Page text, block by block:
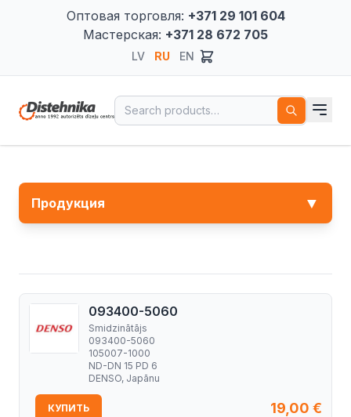
Оптовая торговля: +371 29 101 604
Мастерская: +371 28 672 705
LV RU EN
Search for:
Продукция ▼
093400-5060
Smidzinātājs
093400-5060
105007-1000
ND-DN 15 PD 6
DENSO, Japānu
19,00 €
КУПИТЬ